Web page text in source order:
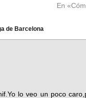
En
de Barcelona
lo veo un poco